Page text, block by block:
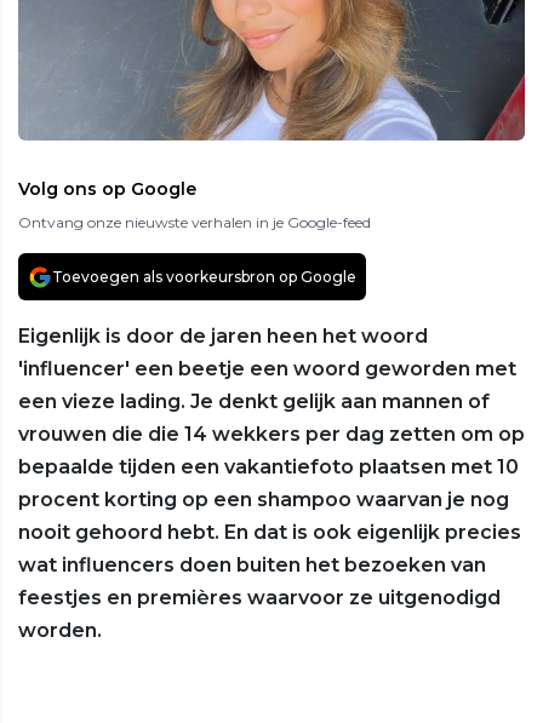
Volg ons op Google
Ontvang onze nieuwste verhalen in je Google-feed
Toevoegen als voorkeursbron op Google
Eigenlijk is door de jaren heen het woord
'influencer' een beetje een woord geworden met
een vieze lading. Je denkt gelijk aan mannen of
vrouwen die die 14 wekkers per dag zetten om op
bepaalde tijden een vakantiefoto plaatsen met 10
procent korting op een shampoo waarvan je nog
nooit gehoord hebt. En dat is ook eigenlijk precies
wat influencers doen buiten het bezoeken van
feestjes en premières waarvoor ze uitgenodigd
worden.